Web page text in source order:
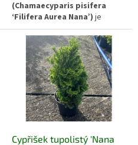
(Chamaecyparis pisifera
‘Filifera Aurea Nana’) je
pomalu rostoucí, mrazuvzdorný
jehličnan s jemným vláknitým
habitem a výrazným zlatožlutým
vybarvením. Díky kompaktnímu
růstu se uplatňuje ve skalkách,
nádobách i menších zahradách,
kde vytváří světlý a
strukturovaný prvek po celý
Cypřišek tupolistý 'Nana